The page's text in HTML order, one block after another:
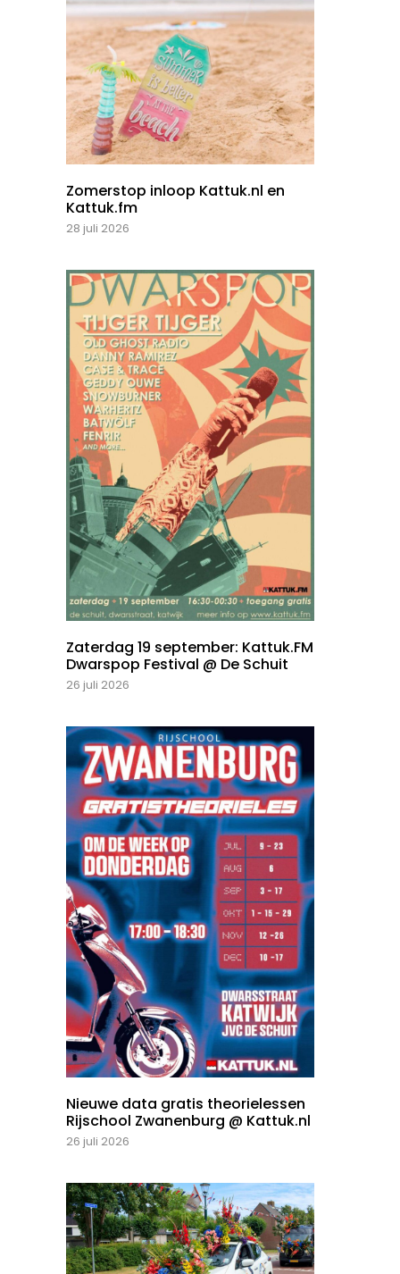
Zomerstop inloop Kattuk.nl en
Kattuk.fm
28 juli 2026
Zaterdag 19 september: Kattuk.FM
Dwarspop Festival @ De Schuit
26 juli 2026
Nieuwe data gratis theorielessen
Rijschool Zwanenburg @ Kattuk.nl
26 juli 2026